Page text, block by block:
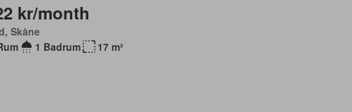
kr/month
Skåne
1 Badrum 17 m²